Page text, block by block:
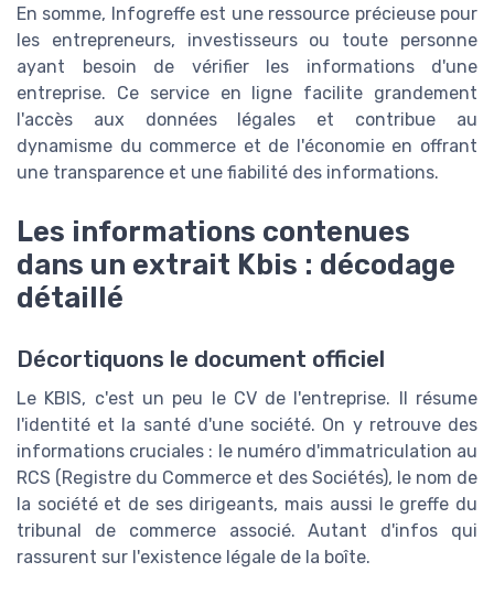
En somme, Infogreffe est une ressource précieuse pour
les entrepreneurs, investisseurs ou toute personne
ayant besoin de vérifier les informations d'une
entreprise. Ce service en ligne facilite grandement
l'accès aux données légales et contribue au
dynamisme du commerce et de l'économie en offrant
une transparence et une fiabilité des informations.
Les informations contenues
dans un extrait Kbis : décodage
détaillé
Décortiquons le document officiel
Le KBIS, c'est un peu le CV de l'entreprise. Il résume
l'identité et la santé d'une société. On y retrouve des
informations cruciales : le numéro d'immatriculation au
RCS (Registre du Commerce et des Sociétés), le nom de
la société et de ses dirigeants, mais aussi le greffe du
tribunal de commerce associé. Autant d'infos qui
rassurent sur l'existence légale de la boîte.